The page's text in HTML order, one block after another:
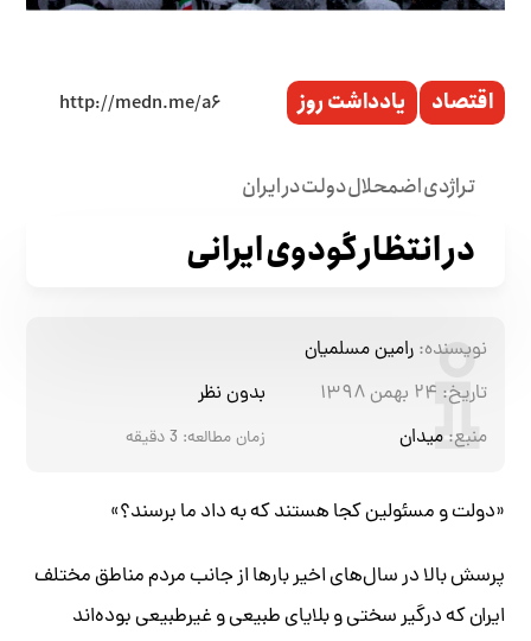
اقتصاد یادداشت روز
تراژدی اضمحلال دولت در ایران
در انتظار گودوی ایرانی
نویسنده: رامین مسلمیان
تاریخ: ۲۴ بهمن ۱۳۹۸
بدون نظر
منبع: میدان زمان مطالعه: 3دقیقه
«دولت و مسئولین کجا هستند که به داد ما برسند؟»
پرسش بالا در سال‌های اخیر بارها از جانب مردم مناطق مختلف
ایران که درگیر سختی و بلایای طبیعی و غیرطبیعی بوده‌اند